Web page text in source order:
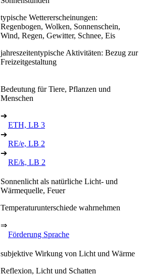
typische Wettererscheinungen:
Regenbogen, Wolken, Sonnenschein,
Wind, Regen, Gewitter, Schnee, Eis
jahreszeitentypische Aktivitäten: Bezug zur
Freizeitgestaltung
Bedeutung für Tiere, Pflanzen und
Menschen
➔
ETH, LB 3
➔
RE/e, LB 2
➔
RE/k, LB 2
Sonnenlicht als natürliche Licht- und
Wärmequelle, Feuer
Temperaturunterschiede wahrnehmen
⇒
Förderung Sprache
subjektive Wirkung von Licht und Wärme
Reflexion, Licht und Schatten